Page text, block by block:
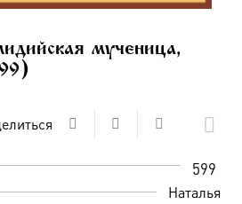
мученица,
599
Наталья